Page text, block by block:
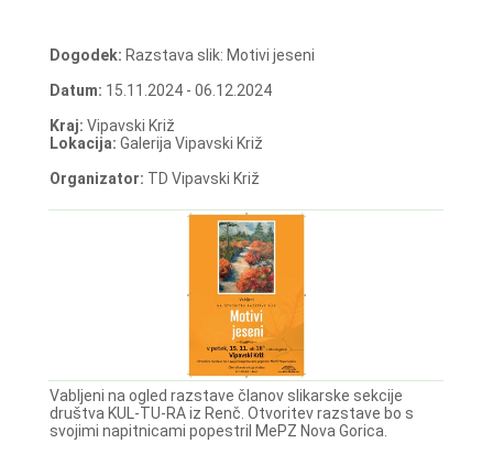
Dogodek: Razstava slik: Motivi jeseni
Datum: 15.11.2024 - 06.12.2024
Kraj: Vipavski Križ
Lokacija: Galerija Vipavski Križ
Organizator: TD Vipavski Križ
Vabljeni na ogled razstave članov slikarske sekcije
društva KUL-TU-RA iz Renč. Otvoritev razstave bo s
svojimi napitnicami popestril MePZ Nova Gorica.